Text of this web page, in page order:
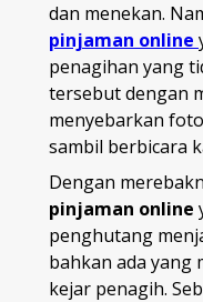
dan menekan.
pinjaman online
penagihan yang
tersebut dengan
menyebarkan
sambil berbicara
Dengan
pinjaman online
penghutang
bahkan ada yang
kejar penagih.